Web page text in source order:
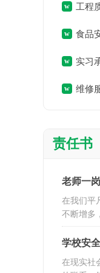
工程
食品
实习
维修
责任书
老师一
在我们平
不断增多
学校安
在现实社